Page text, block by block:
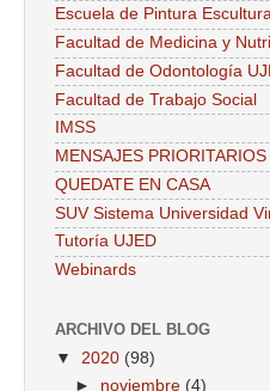
Escuela de Pintura
Facultad de Medicina y
Facultad de Odontología
Facultad de Trabajo Social
IMSS
MENSAJES PRIORITARIOS
QUEDATE EN CASA
SUV Sistema Universidad
Tutoría UJED
Webinards
ARCHIVO DEL BLOG
▼ 2020 (98)
► noviembre (4)